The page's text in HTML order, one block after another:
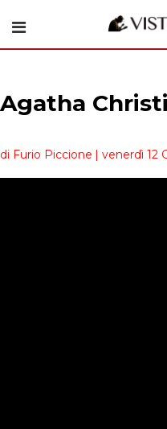
Agatha
di Furio Piccione | venerdì 12